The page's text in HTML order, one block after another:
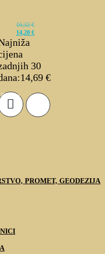
16,32€
cijena
bila
je:
16,32 €.
14,20 €
cijena
je:
14,20 €.
30
14,69 €
Dodaj u
PROMET, GEODEZIJA